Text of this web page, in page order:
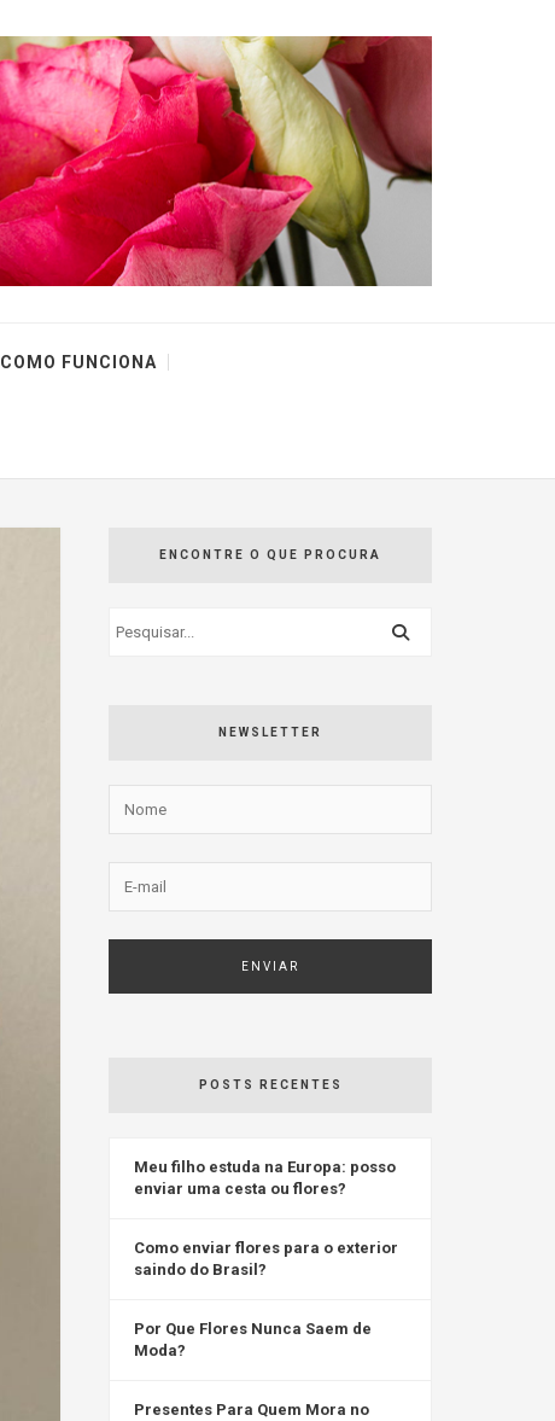
COMO FUNCIONA
ENCONTRE O QUE PROCURA
NEWSLETTER
POSTS RECENTES
Meu filho estuda na Europa: posso
enviar uma cesta ou flores?
Como enviar flores para o exterior
saindo do Brasil?
Por Que Flores Nunca Saem de
Moda?
Presentes Para Quem Mora no